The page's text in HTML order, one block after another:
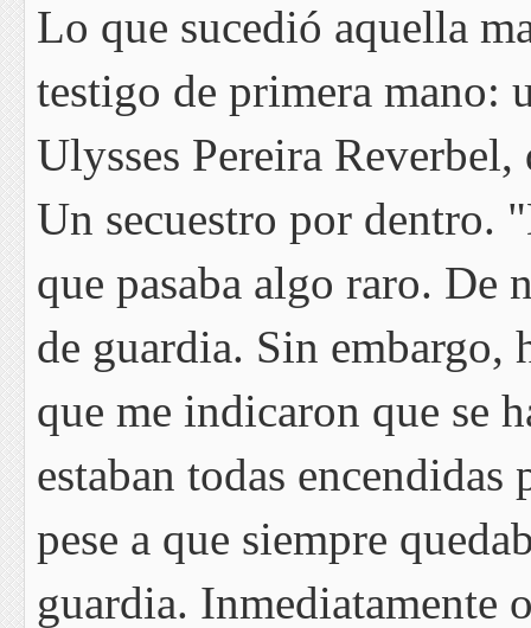
Lo que sucedió aquella
testigo de primera mano:
Ulysses Pereira
Un secuestro por dentro.
que pasaba algo raro. De
de guardia. Sin embargo,
que me indicaron que se
estaban todas encendidas
pese a que siempre
guardia. Inmediatamente